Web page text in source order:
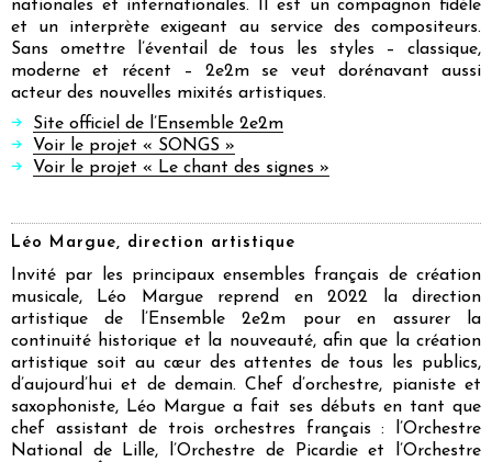
nationales et internationales. Il est un compagnon fidèle
et un interprète exigeant au service des compositeurs.
Sans omettre l’éventail de tous les styles – classique,
moderne et récent – 2e2m se veut dorénavant aussi
acteur des nouvelles mixités artistiques.
Site officiel de l’Ensemble 2e2m
Voir le projet « SONGS »
Voir le projet « Le chant des signes »
Léo Margue, direction artistique
Invité par les principaux ensembles français de création
musicale, Léo Margue reprend en 2022 la direction
artistique de l’Ensemble 2e2m pour en assurer la
continuité historique et la nouveauté, afin que la création
artistique soit au cœur des attentes de tous les publics,
d’aujourd’hui et de demain. Chef d’orchestre, pianiste et
saxophoniste, Léo Margue a fait ses débuts en tant que
chef assistant de trois orchestres français : l’Orchestre
National de Lille, l’Orchestre de Picardie et l’Orchestre